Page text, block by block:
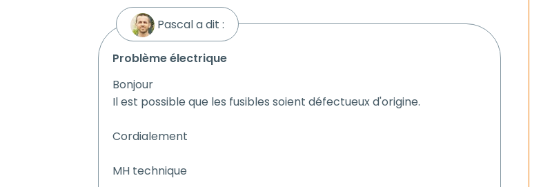
Pascal a dit :
problème électrique
Bonjour
Il est possible que les fusibles soient défectueux d'origine.
Cordialement
MH technique